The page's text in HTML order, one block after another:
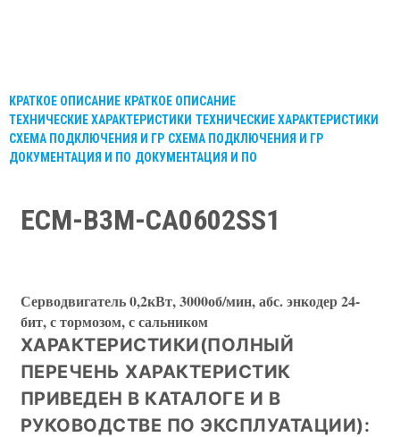
КРАТКОЕ ОПИСАНИЕ КРАТКОЕ ОПИСАНИЕ
ТЕХНИЧЕСКИЕ ХАРАКТЕРИСТИКИ ТЕХНИЧЕСКИЕ ХАРАКТЕРИСТИКИ
СХЕМА ПОДКЛЮЧЕНИЯ И ГР СХЕМА ПОДКЛЮЧЕНИЯ И ГР
ДОКУМЕНТАЦИЯ И ПО ДОКУМЕНТАЦИЯ И ПО
ECM-B3М-CА0602SS1
Серводвигатель 0,2кВт, 3000об/мин, абс. энкодер 24-
бит, с тормозом, с сальником
ХАРАКТЕРИСТИКИ(ПОЛНЫЙ
ПЕРЕЧЕНЬ ХАРАКТЕРИСТИК
ПРИВЕДЕН В КАТАЛОГЕ И В
РУКОВОДСТВЕ ПО ЭКСПЛУАТАЦИИ):